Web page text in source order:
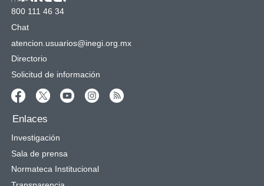
800 111 46 34
Chat
atencion.usuarios@inegi.org.mx
Directorio
Solicitud de información
Enlaces
Investigación
Sala de prensa
Normateca Institucional